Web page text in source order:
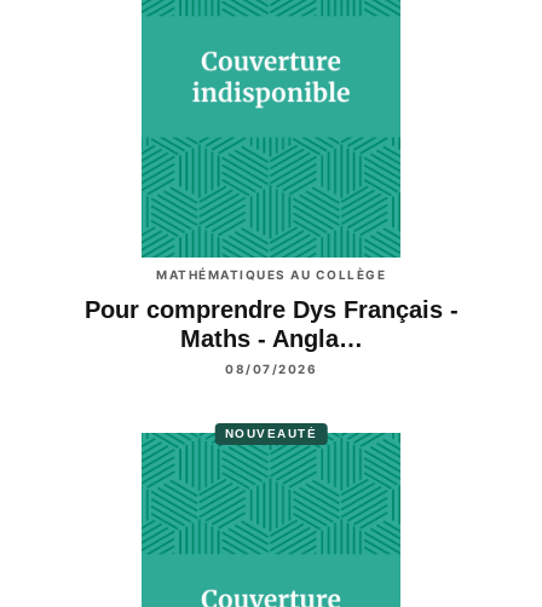
MATHÉMATIQUES AU COLLÈGE
Pour comprendre Dys Français -
Maths - Angla…
08/07/2026
NOUVEAUTÉ